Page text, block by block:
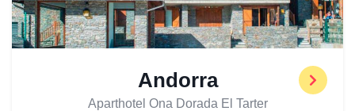
Andorra
Aparthotel Ona Dorada El Tarter